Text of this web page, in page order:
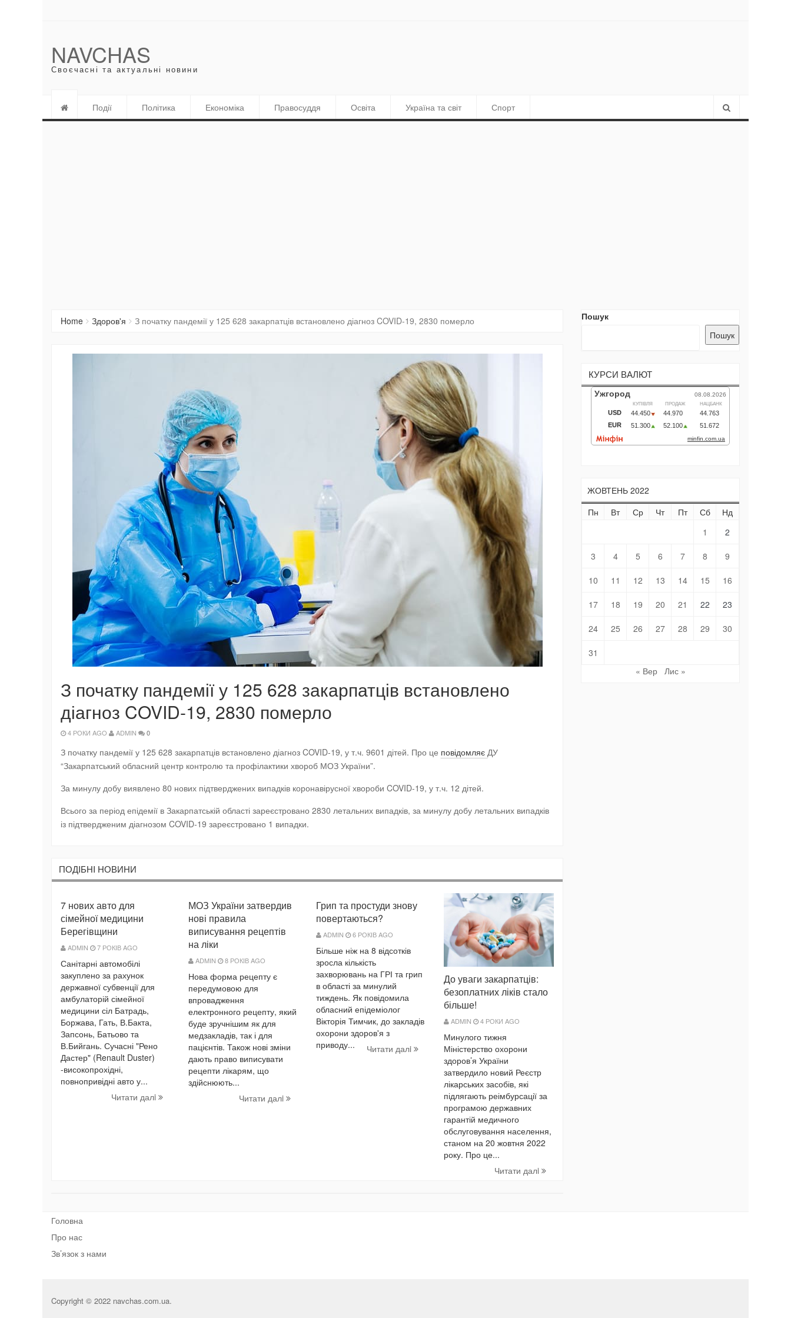
NAVCHAS
Своєчасні та актуальні новини
Події Політика Економіка Правосуддя Освіта Україна та світ Спорт
Home Здоров'я З початку пандемії у 125 628 закарпатців встановлено діагноз COVID-19, 2830 померло
З початку пандемії у 125 628 закарпатців встановлено
діагноз COVID-19, 2830 померло
4 РОКИ AGO ADMIN 0
З початку пандемії у 125 628 закарпатців встановлено діагноз COVID-19, у т.ч. 9601 дітей. Про це повідомляє ДУ
“Закарпатський обласний центр контролю та профілактики хвороб МОЗ України”.
За минулу добу виявлено 80 нових підтверджених випадків коронавірусної хвороби COVID-19, у т.ч. 12 дітей.
Всього за період епідемії в Закарпатській області зареєстровано 2830 летальних випадків, за минулу добу летальних випадків
із підтвердженим діагнозом COVID-19 зареєстровано 1 випадки.
ПОДIБНI НОВИНИ
7 нових авто для
сімейної медицини
Берегівщини
ADMIN 7 РОКІВ AGO
Санітарні автомобілі
закуплено за рахунок
державної субвенції для
амбулаторій сімейної
медицини сіл Батрадь,
Боржава, Гать, В.Бакта,
Запсонь, Батьово та
В.Бийгань. Сучасні "Рено
Дастер" (Renault Duster)
-високопрохідні,
повнопривідні авто у...
Читати далi
МОЗ України затвердив
нові правила
виписування рецептів
на ліки
ADMIN 8 РОКІВ AGO
Нова форма рецепту є
передумовою для
впровадження
електронного рецепту, який
буде зручнішим як для
медзакладів, так і для
пацієнтів. Також нові зміни
дають право виписувати
рецепти лікарям, що
здійснюють...
Читати далi
Грип та простуди знову
повертаються?
ADMIN 6 РОКІВ AGO
Більше ніж на 8 відсотків
зросла кількість
захворювань на ГРІ та грип
в області за минулий
тиждень. Як повідомила
обласний епідеміолог
Вікторія Тимчик, до закладів
охорони здоров'я з
приводу...
Читати далi
До уваги закарпатців:
безоплатних ліків стало
більше!
ADMIN 4 РОКИ AGO
Минулого тижня
Міністерство охорони
здоров’я України
затвердило новий Реєстр
лікарських засобів, які
підлягають реімбурсації за
програмою державних
гарантій медичного
обслуговування населення,
станом на 20 жовтня 2022
року. Про це...
Читати далi
Пошук
Пошук
КУРСИ ВАЛЮТ
ЖОВТЕНЬ 2022
Пн
Вт Ср Чт Пт Сб
Нд
1
2
3 4 5 6 7 8 9
10 11 12 13 14 15 16
17 18 19 20 21 22 23
24 25 26 27 28 29 30
31
« Вер
Лис »
Головна
Про нас
Зв’язок з нами
Copyright © 2022 navchas.com.ua.